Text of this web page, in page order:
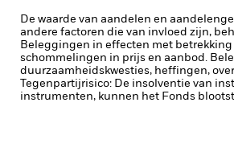
De waarde van aandelen en
andere factoren die van invloed zijn,
Beleggingen in effecten met
schommelingen in prijs en aanbod.
duurzaamheidskwesties, heffingen,
Tegenpartijrisico: De insolventie van
instrumenten, kunnen het Fonds